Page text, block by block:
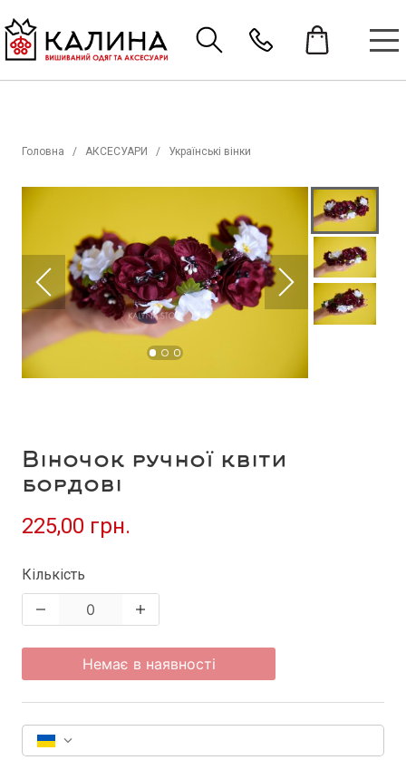
Головна АКСЕСУАРИ Українські вінки
Віночок ручної квіти
бордові
225,00 грн.
Кількість
Немає в наявності